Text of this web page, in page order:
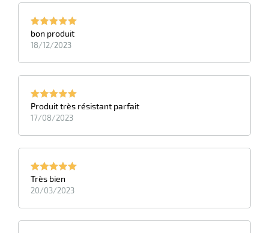
bon produit
18/12/2023
Produit très résistant parfait
17/08/2023
Très bien
20/03/2023